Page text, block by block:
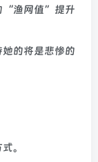
“渔网值”提升
的将是悲惨的
。